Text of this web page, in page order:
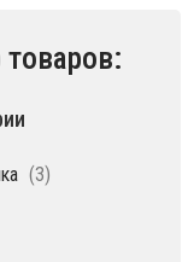
33